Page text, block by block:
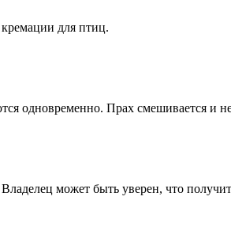
для птиц.
одновременно. Прах смешивается и
может быть уверен, что